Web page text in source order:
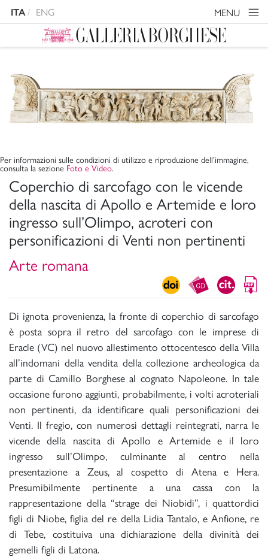
ITA ENG MENU
Coperchio di sarcofago con le vicende
della nascita di Apollo e Artemide e loro
ingresso sull’Olimpo, acroteri con
personificazioni di Venti non pertinenti
Arte romana
Di ignota provenienza, la fronte di coperchio di sarcofago
è posta sopra il retro del sarcofago con le imprese di
Eracle (VC) nel nuovo allestimento ottocentesco della Villa
all’indomani della vendita della collezione archeologica da
parte di Camillo Borghese al cognato Napoleone. In tale
occasione furono aggiunti, probabilmente, i volti acroteriali
non pertinenti, da identificare quali personificazioni dei
Venti. Il fregio, con numerosi dettagli reintegrati, narra le
vicende della nascita di Apollo e Artemide e il loro
ingresso sull’Olimpo, culminante al centro nella
presentazione a Zeus, al cospetto di Atena e Hera.
Presumibilmente pertinente a una cassa con la
rappresentazione della “strage dei Niobidi”, i quattordici
figli di Niobe, figlia del re della Lidia Tantalo, e Anfione, re
di Tebe, costituiva una dichiarazione della divinità dei
gemelli figli di Latona.
Per informazioni sulle condizioni di utilizzo e riproduzione dell’immagine,
consulta la sezione Foto e Video.